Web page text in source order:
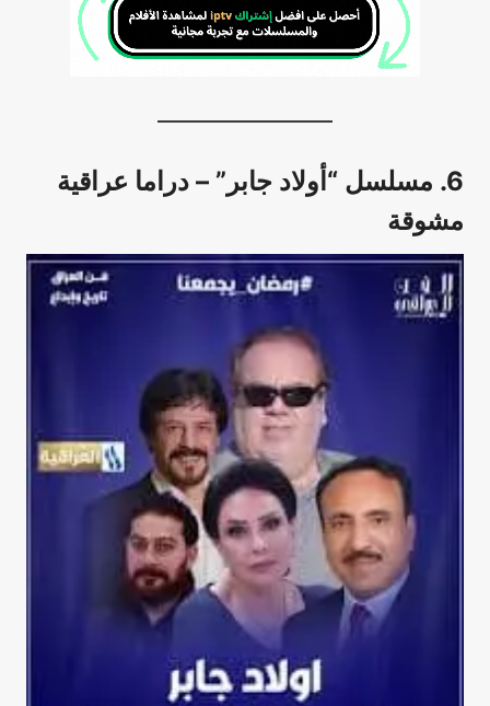
6. مسلسل “أولاد جابر” – دراما عراقية
مشوقة